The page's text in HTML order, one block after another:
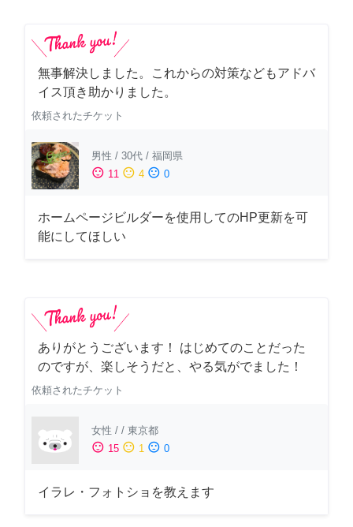
無事解決しました。これからの対策などもアドバ
イス頂き助かりました。
依頼されたチケット
男性 / 30代 / 福岡県
sentiment_satisfied 11 sentiment_neutral 4 sentiment_dissatisfied 0
ホームページビルダーを使用してのHP更新を可
能にしてほしい
ありがとうございます！ はじめてのことだった
のですが、楽しそうだと、やる気がでました！
依頼されたチケット
女性 / / 東京都
sentiment_satisfied 15 sentiment_neutral 1 sentiment_dissatisfied 0
イラレ・フォトショを教えます